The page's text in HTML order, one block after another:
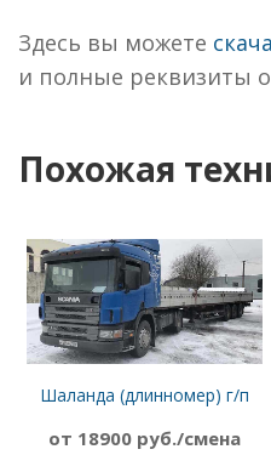
Здесь вы можете
и полные реквизиты
Похожая
Шаланда (длинномер) г/п
от 18900 руб./смена